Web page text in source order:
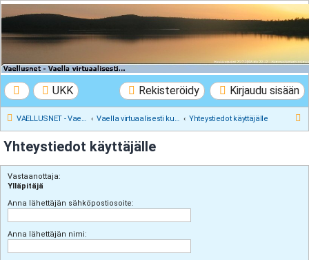
VAELLUSNET -
Vaellusturinat II
UKK Kirjaudu sisään
Rekisteröidy
VAELLUSNET - Vaellusturinat II Vaella virtuaalisesti kunnes pääset oikeasti Yhteystiedot käyttäjälle
i
Yhteystiedot käyttäjälle
Vastaanottaja:
Ylläpitäjä
Anna lähettäjän sähköpostiosoite:
Anna lähettäjän nimi: